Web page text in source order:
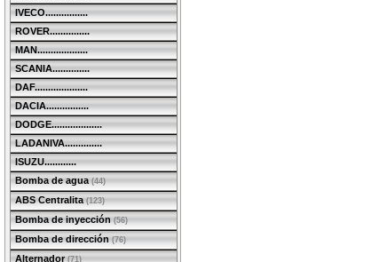
IVECO................
ROVER...............
MAN...................
SCANIA..............
DAF....................
DACIA................
DODGE...................
LADANIVA..............
ISUZU............
Bomba de agua (44)
ABS Centralita (123)
Bomba de inyección (56)
Bomba de dirección (76)
Alternador (71)